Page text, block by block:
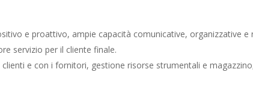
e proattivo, ampie capacità comunicative, organizzative
servizio per il cliente finale.
e con i fornitori, gestione risorse strumentali e